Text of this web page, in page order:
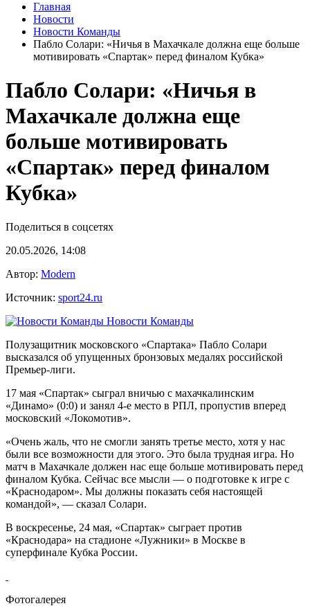
Главная
Новости
Новости Команды
Пабло Солари: «Ничья в Махачкале должна еще больше
мотивировать «Спартак» перед финалом Кубка»
Пабло Солари: «Ничья в
Махачкале должна еще
больше мотивировать
«Спартак» перед финалом
Кубка»
Поделиться в соцсетях
20.05.2026, 14:08
Автор: Modern
Источник: sport24.ru
Новости Команды
Полузащитник московского «Спартака» Пабло Солари
высказался об упущенных бронзовых медалях российской
Премьер-лиги.
17 мая «Спартак» сыграл вничью с махачкалинским
«Динамо» (0:0) и занял 4-е место в РПЛ, пропустив вперед
московский «Локомотив».
«Очень жаль, что не смогли занять третье место, хотя у нас
были все возможности для этого. Это была трудная игра. Но
матч в Махачкале должен нас еще больше мотивировать перед
финалом Кубка. Сейчас все мысли — о подготовке к игре с
«Краснодаром». Мы должны показать себя настоящей
командой», — сказал Солари.
В воскресенье, 24 мая, «Спартак» сыграет против
«Краснодара» на стадионе «Лужники» в Москве в
суперфинале Кубка России.
Фотогалерея